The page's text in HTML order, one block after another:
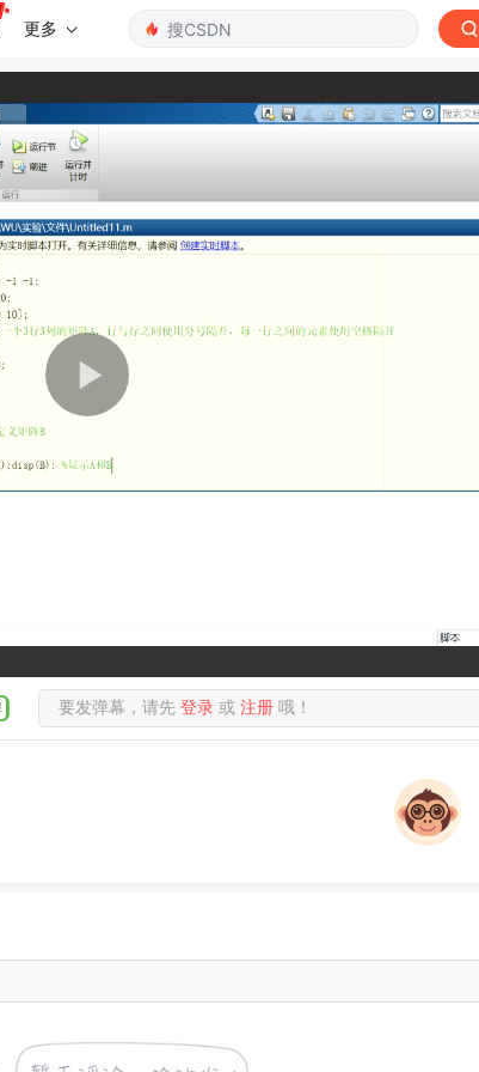
更多
要发弹幕，请先登录 或注册 哦！